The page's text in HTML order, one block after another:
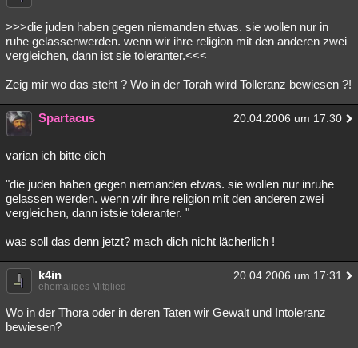
>>>die juden haben gegen niemanden etwas. sie wollen nur in
ruhe gelassenwerden. wenn wir ihre religion mit den anderen zwei
vergleichen, dann ist sie toleranter.<<<
Zeig mir wo das steht ? Wo in der Torah wird Tolleranz bewiesen ?!
Spartacus 20.04.2006 um 17:30
varian ich bitte dich
"die juden haben gegen niemanden etwas. sie wollen nur inruhe
gelassen werden. wenn wir ihre religion mit den anderen zwei
vergleichen, dann istsie toleranter. "
was soll das denn jetzt? mach dich nicht lächerlich !
k4in 20.04.2006 um 17:31
ehemaliges Mitglied
Wo in der Thora oder in deren Taten wir Gewalt und Intoleranz
bewiesen?